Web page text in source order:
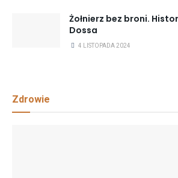
Żołnierz bez broni.
Dossa
4 LISTOPADA 2024
Zdrowie